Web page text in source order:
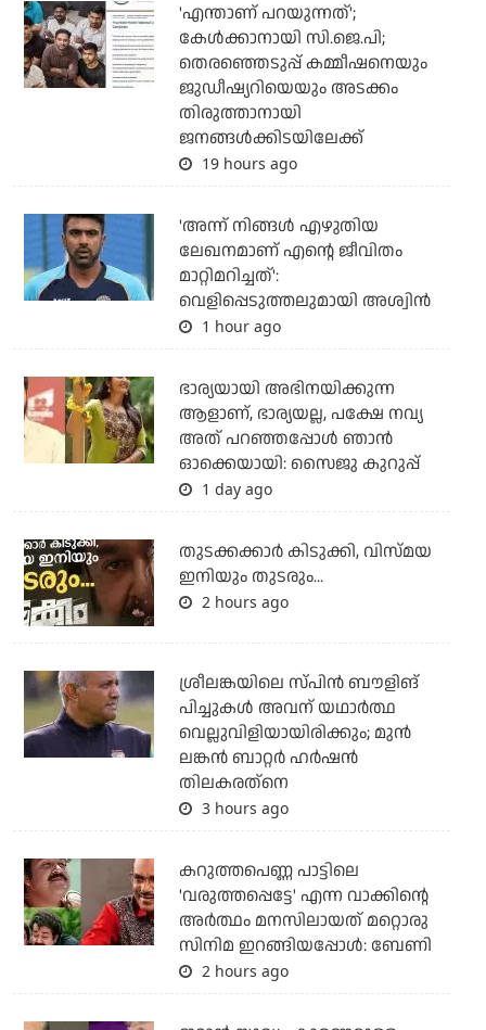
'എന്താണ് പറയുന്നത്';
കേള്‍ക്കാനായി സി.ജെ.പി;
തെരഞ്ഞെടുപ്പ് കമ്മീഷനെയും
ജുഡീഷ്യറിയെയും അടക്കം
തിരുത്താനായി
ജനങ്ങള്‍ക്കിടയിലേക്ക്
19 hours ago
'അന്ന് നിങ്ങള്‍ എഴുതിയ
ലേഖനമാണ് എന്റെ ജീവിതം
മാറ്റിമറിച്ചത്':
വെളിപ്പെടുത്തലുമായി അശ്വിന്‍
1 hour ago
ഭാര്യയായി അഭിനയിക്കുന്ന
ആളാണ്, ഭാര്യയല്ല, പക്ഷേ നവ്യ
അത് പറഞ്ഞപ്പോള്‍ ഞാന്‍
ഓക്കെയായി: സൈജു കുറുപ്പ്
1 day ago
തുടക്കക്കാര്‍ കിടുക്കി, വിസ്മയ
ഇനിയും തുടരും...
2 hours ago
ശ്രീലങ്കയിലെ സ്പിന്‍ ബൗളിങ്
പിച്ചുകള്‍ അവന് യഥാര്‍ത്ഥ
വെല്ലുവിളിയായിരിക്കും; മുന്‍
ലങ്കന്‍ ബാറ്റര്‍ ഹര്‍ഷന്‍
തിലകരത്‌നെ
3 hours ago
കറുത്തപെണ്ണ പാട്ടിലെ
'വരുത്തപ്പെട്ടേ' എന്ന വാക്കിന്റെ
അർത്ഥം മനസിലായത് മറ്റൊരു
സിനിമ ഇറങ്ങിയപ്പോൾ: ബേണി
2 hours ago